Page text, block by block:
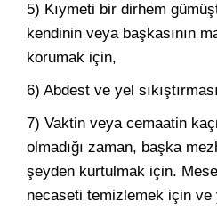
5) Kıymeti bir dirhem
kendinin veya başkasının
korumak için,
6) Abdest ve yel
7) Vaktin veya cemaatin
olmadığı zaman, başka
şeyden kurtulmak için.
necaseti temizlemek için ve